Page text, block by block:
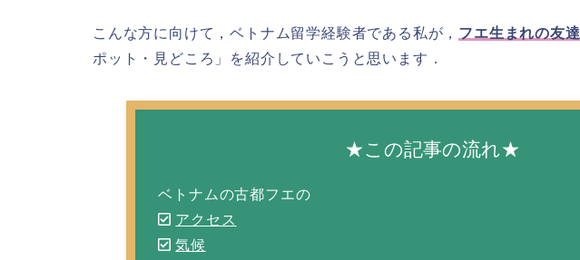
こんな方に向けて，ベトナム留学経験者である私が， フエ生まれの友達
ポット・見どころ」を紹介していこうと思います．
★この記事の流れ★
ベトナムの古都フエの
アクセス
気候